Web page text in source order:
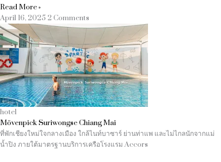
Read More »
April 16, 2025 2 Comments
hotel
Mövenpick Suriwongse Chiang Mai
ที่พักเชียงใหม่ใจกลางเมือง ใกล้ไนท์บาซาร์ ย่านท่าแพ และไม่ไกลนักจากแม่
น้ำปิง ภายใต้มาตรฐานบริการเครือโรงแรม Accors